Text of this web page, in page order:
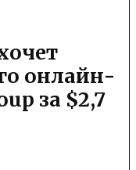
онлайн-
за $2,7